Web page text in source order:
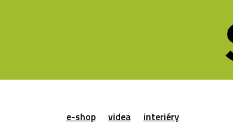
e-shop videa interiéry